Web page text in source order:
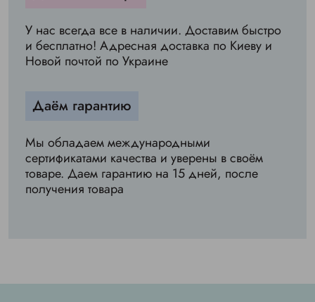
У нас всегда все в наличии. Доставим быстро
и бесплатно! Адресная доставка по Киеву и
Новой почтой по Украине
Даём гарантию
Мы обладаем международными
сертификатами качества и уверены в своём
товаре. Даем гарантию на 15 дней, после
получения товара